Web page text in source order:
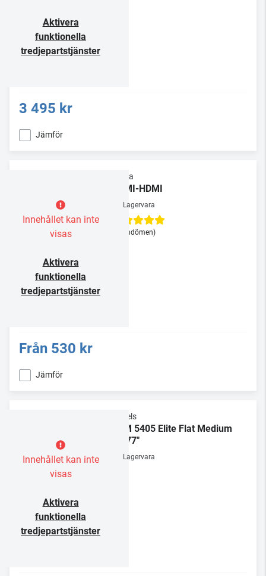
Aktivera
funktionella
tredjepartstjänster
3 495 kr
Jämför
Innehållet kan inte
visas
Aktivera
funktionella
tredjepartstjänster
Supra
HDMI-HDMI
Lagervara
(3 omdömen)
Från 530 kr
Jämför
Innehållet kan inte
visas
Aktivera
funktionella
tredjepartstjänster
Vogels
TVM 5405 Elite Flat Medium
32-77"
Lagervara